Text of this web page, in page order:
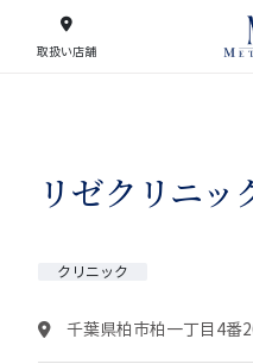
取扱い店舗
リゼクリニッ
クリニック
千葉県柏市柏一丁目4番